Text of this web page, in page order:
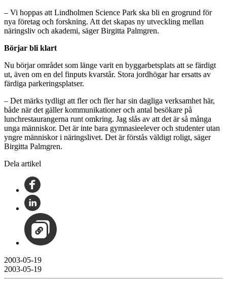
– Vi hoppas att Lindholmen Science Park ska bli en grogrund för
nya företag och forskning. Att det skapas ny utveckling mellan
näringsliv och akademi, säger Birgitta Palmgren.
Börjar bli klart
Nu börjar området som länge varit en byggarbetsplats att se färdigt
ut, även om en del finputs kvarstår. Stora jordhögar har ersatts av
färdiga parkeringsplatser.
– Det märks tydligt att fler och fler har sin dagliga verksamhet här,
både när det gäller kommunikationer och antal besökare på
lunchrestaurangerna runt omkring. Jag slås av att det är så många
unga människor. Det är inte bara gymnasieelever och studenter utan
yngre människor i näringslivet. Det är förstås väldigt roligt, säger
Birgitta Palmgren.
Dela artikel
2003-05-19
2003-05-19